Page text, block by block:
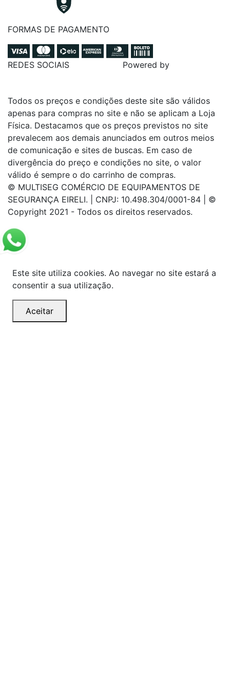
FORMAS DE PAGAMENTO
REDES SOCIAIS Powered by
Todos os preços e condições deste site são válidos
apenas para compras no site e não se aplicam a Loja
Física. Destacamos que os preços previstos no site
prevalecem aos demais anunciados em outros meios
de comunicação e sites de buscas. Em caso de
divergência do preço e condições no site, o valor
válido é sempre o do carrinho de compras.
© MULTISEG COMÉRCIO DE EQUIPAMENTOS DE
SEGURANÇA EIRELI. | CNPJ: 10.498.304/0001-84 | ©
Copyright 2021 - Todos os direitos reservados.
Este site utiliza cookies. Ao navegar no site estará a
consentir a sua utilização.
Aceitar